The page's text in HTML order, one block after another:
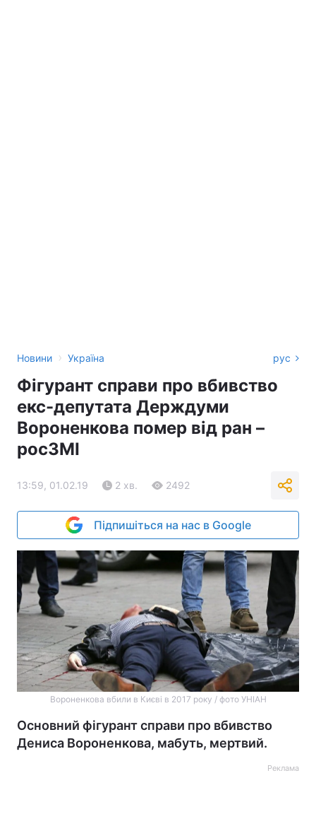
Новини › Україна рус
Фігурант справи про вбивство
екс-депутата Держдуми
Вороненкова помер від ран –
росЗМІ
13:59, 01.02.19 2 хв. 2492
Підпишіться на нас в Google
Вороненкова вбили в Києві в 2017 року / фото УНІАН
Основний фігурант справи про вбивство
Дениса Вороненкова, мабуть, мертвий.
Реклама